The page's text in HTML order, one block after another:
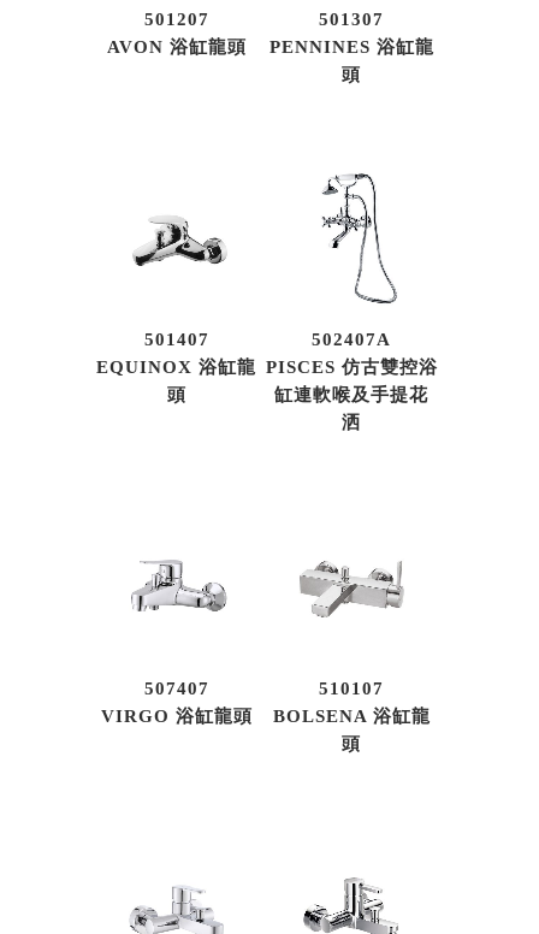
501207
AVON 浴缸龍頭
501307
PENNINES 浴缸龍
頭
501407
EQUINOX 浴缸龍
頭
502407A
PISCES 仿古雙控浴
缸連軟喉及手提花
洒
507407
VIRGO 浴缸龍頭
510107
BOLSENA 浴缸龍
頭